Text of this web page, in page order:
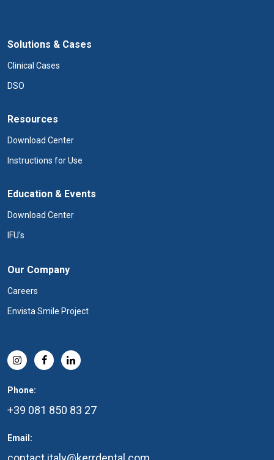
Solutions & Cases
Clinical Cases
DSO
Resources
Download Center
Instructions for Use
Education & Events
Download Center
IFU's
Our Company
Careers
Envista Smile Project
Phone:
+39 081 850 83 27
Email: